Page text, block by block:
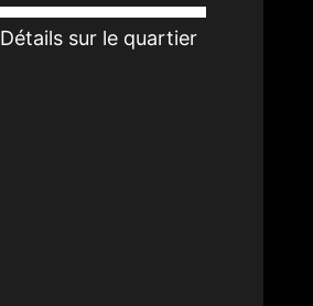
Détails sur le quartier